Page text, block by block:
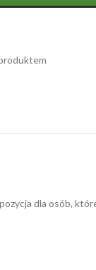
dla osób,